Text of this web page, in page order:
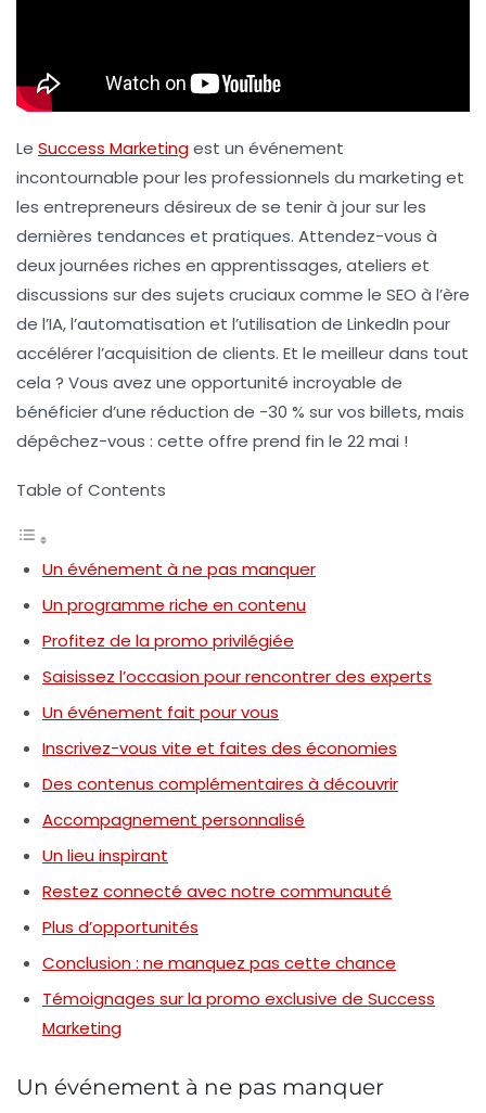
Le Success Marketingest un événement
incontournable pour les professionnels du marketing et
les entrepreneurs désireux de se tenir à jour sur les
dernières tendances et pratiques. Attendez-vous à
deux journées riches en apprentissages, ateliers et
discussions sur des sujets cruciaux comme le SEO à l’ère
de l’IA, l’automatisation et l’utilisation de LinkedIn pour
accélérer l’acquisition de clients. Et le meilleur dans tout
cela ? Vous avez une opportunité incroyable de
bénéficier d’une réduction de -30 % sur vos billets, mais
dépêchez-vous : cette offre prend fin le 22 mai !
Table of Contents
Un événement à ne pas manquer
Un programme riche en contenu
Profitez de la promo privilégiée
Saisissez l’occasion pour rencontrer des experts
Un événement fait pour vous
Inscrivez-vous vite et faites des économies
Des contenus complémentaires à découvrir
Accompagnement personnalisé
Un lieu inspirant
Restez connecté avec notre communauté
Plus d’opportunités
Conclusion : ne manquez pas cette chance
Témoignages sur la promo exclusive de Success
Marketing
Un événement à ne pas manquer